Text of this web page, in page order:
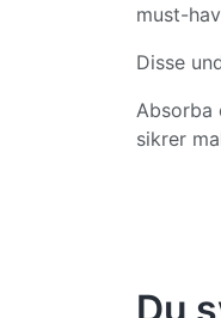
must-
Disse
Absorba
sikrer
Du